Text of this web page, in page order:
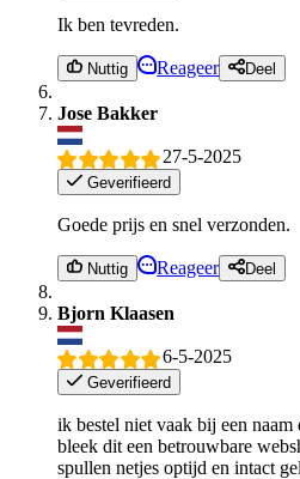
Ik ben tevreden.
Nuttig Reageer Deel
Jose Bakker
27-5-2025
Geverifieerd
Goede prijs en snel verzonden.
Nuttig Reageer Deel
Bjorn Klaasen
6-5-2025
Geverifieerd
ik bestel niet vaak bij een
bleek dit een betrouwbare
spullen netjes optijd en intact